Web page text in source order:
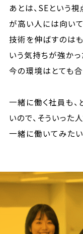
あとは、SEという
が高い人には向い
技術を伸ばすのは
いう気持ちが強か
今の環境はとても合
一緒に働く社員も
いので、そういった
一緒に働いてみたい